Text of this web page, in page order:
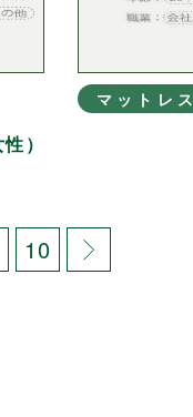
）
マットレス
10